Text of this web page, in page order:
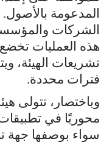
المدعومة
الشركات
هذه العمليات
تشريعات الهيئة،
فترات محددة.
وباختصار، تتولى
محوريًا في
سواء بوصفها جهة